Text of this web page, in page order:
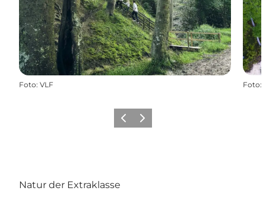
Foto: VLF Foto:
ZurückWeiter
Natur der Extraklasse